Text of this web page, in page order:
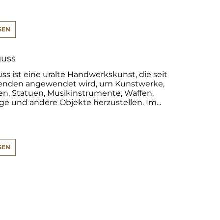
ist eine uralte Handwerkskunst, die seit
angewendet wird, um Kunstwerke,
Statuen, Musikinstrumente, Waffen,
und andere Objekte herzustellen. Im...